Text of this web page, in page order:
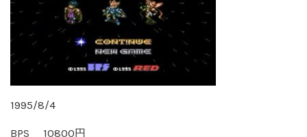
1995/8/4
BPS 10800円